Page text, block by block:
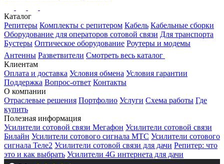
Каталог
Репитеры Комплекты с репитером Кабель Кабельные сборки
Оборудование для операторов сотовой связи Для транспорта
Бустеры Оптическое оборудование Роутеры и модемы
Антенны Разветвители Смотреть весь каталог
Клиентам
Оплата и доставка Условия обмена Условия гарантии
Поддержка Вопрос-ответ Контакты
О компании
Отраслевые решения Портфолио Услуги Схема работы Где
купить
Полезная информация
Усилители сотовой связи Мегафон Усилители сотовой связи
Билайн Усилители сотового сигнала МТС Усилители сотового
сигнала Теле2 Усилители сотовой связи для дачи Репитер: что
это и как выбрать Усилители 4G интернета для дачи